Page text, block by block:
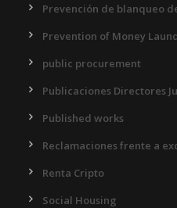
Prevención de blanqueo
Prevention of Money
public procurement
Publicaciones Directores
Published works
Reclamaciones frente a
Renta Cripto
Social Housing